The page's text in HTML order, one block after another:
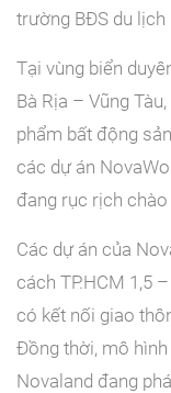
trường BĐS du lịch
Tại vùng biển
Bà Rịa – Vũng
phẩm bất động
các dự án
đang rục rịch chào
Các dự án của
cách TP.HCM 1,5
có kết nối giao
Đồng thời, mô hình
Novaland đang